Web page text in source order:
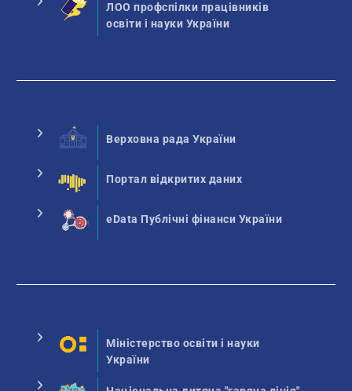
ЛОО профспілки працівників
освіти і науки України
Верховна рада України
Портал відкритих даних
eData Публічні фінанси України
Міністерство освіти і науки
України